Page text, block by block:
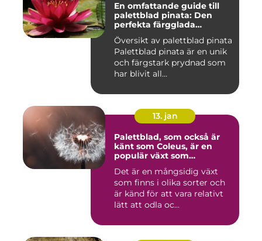
En omfattande guide till
palettblad pinata: Den
perfekta färgglada
prydnaden för ditt hem
Översikt av palettblad pinata
Palettblad pinata är en unik
och färgstark prydnad som
har blivit all...
13. jan
Palettblad, som också är
känt som Coleus, är en
populär växt som
färgglada och mönstrade
blad
Det är en mångsidig växt
som finns i olika sorter och
är känd för att vara relativt
lätt att odla oc...